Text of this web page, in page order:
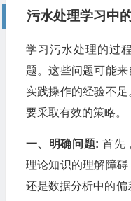
污水处理学习中
学习污水处理的过
题。这些问题可能
实践操作的经验不
要采取有效的策略。
一、明确问题: 首先
理论知识的理解障
还是数据分析中的偏